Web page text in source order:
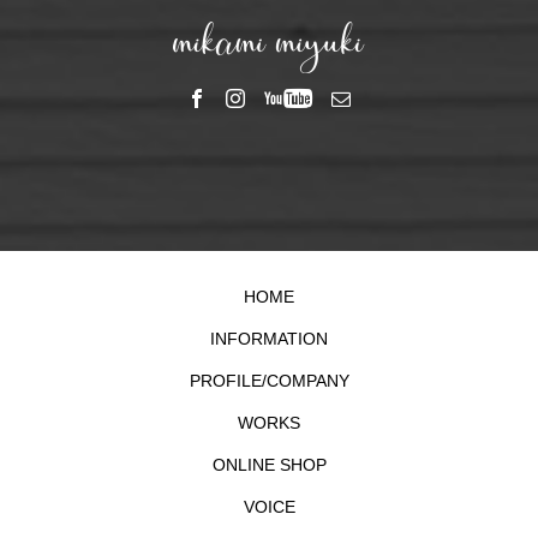
HOME
INFORMATION
PROFILE/COMPANY
WORKS
ONLINE SHOP
VOICE